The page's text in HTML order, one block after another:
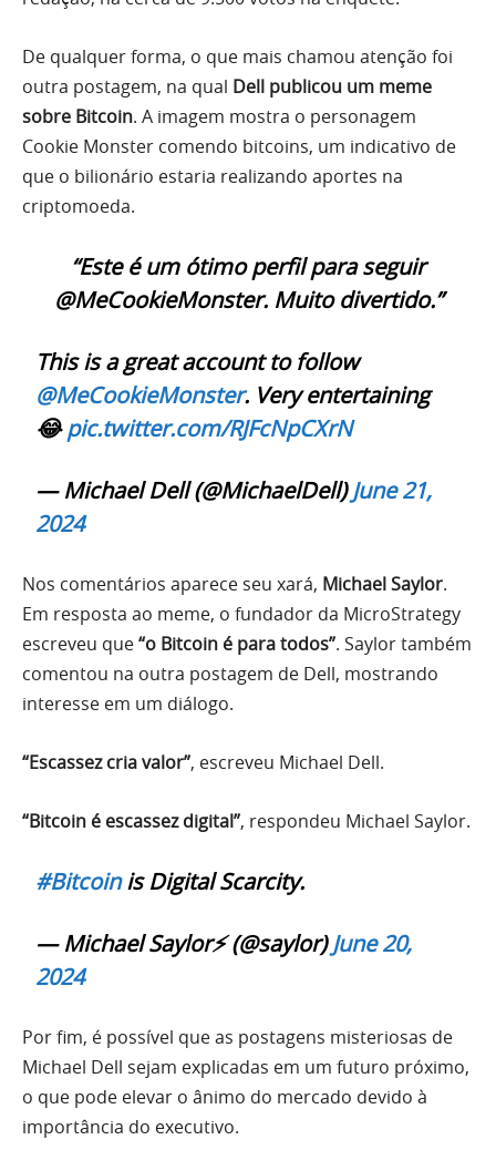
De qualquer forma, o que mais chamou atenção foi
outra postagem, na qual Dell publicou um meme
sobre Bitcoin. A imagem mostra o personagem
Cookie Monster comendo bitcoins, um indicativo de
que o bilionário estaria realizando aportes na
criptomoeda.
“Este é um ótimo perfil para seguir
@MeCookieMonster. Muito divertido.”
This is a great account to follow
@MeCookieMonster. Very entertaining
😂pic.twitter.com/RJFcNpCXrN
— Michael Dell (@MichaelDell)June 21,
2024
Nos comentários aparece seu xará, Michael Saylor.
Em resposta ao meme, o fundador da MicroStrategy
escreveu que“o Bitcoin é para todos”. Saylor também
comentou na outra postagem de Dell, mostrando
interesse em um diálogo.
“Escassez cria valor”, escreveu Michael Dell.
“Bitcoin é escassez digital”, respondeu Michael Saylor.
#Bitcoinis Digital Scarcity.
— Michael Saylor⚡️ (@saylor)June 20,
2024
Por fim, é possível que as postagens misteriosas de
Michael Dell sejam explicadas em um futuro próximo,
o que pode elevar o ânimo do mercado devido à
importância do executivo.